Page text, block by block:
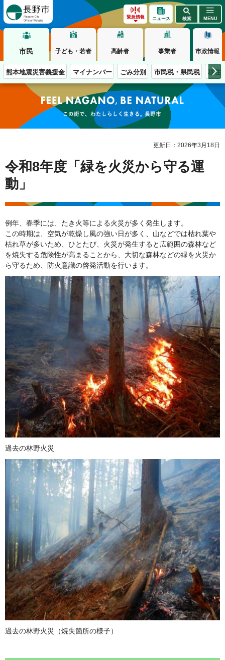
緊急情報 ニュース 検索 MENU
市民 子ども・若者 高齢者 事業者 市政情報
熊本地震災害義援金 マイナンバー ごみ分別 市民税・県民税 移住
この街で、わたしらしく生きる。長野市
更新日：2026年3月18日
令和8年度「緑を火災から守る運
動」
例年、春季には、たき火等による火災が多く発生します。
この時期は、空気が乾燥し風の強い日が多く、山などでは枯れ葉や
枯れ草が多いため、ひとたび、火災が発生すると広範囲の森林など
を焼失する危険性が高まることから、大切な森林などの緑を火災か
ら守るため、防火意識の啓発活動を行います。
過去の林野火災
過去の林野火災（焼失箇所の様子）